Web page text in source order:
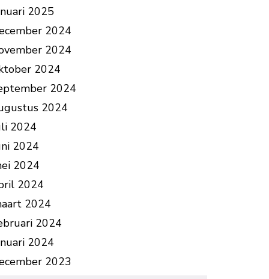
2025
2024
2024
2024
2024
2024
2024
2024
2024
2024
2024
2024
2024
2023